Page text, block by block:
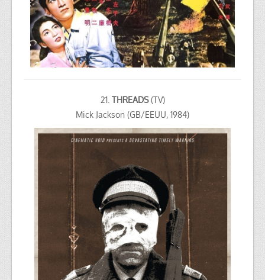
21. THREADS(TV)
Mick Jackson (GB/EEUU, 1984)